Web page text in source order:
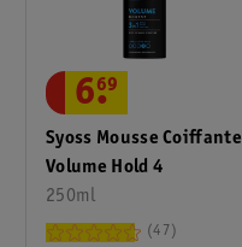
Syoss Mousse Coiffante
Volume Hold 4
250ml
6.
69
47